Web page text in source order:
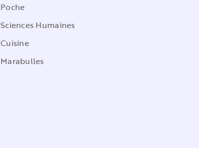
Poche
Sciences Humaines
Cuisine
Marabulles